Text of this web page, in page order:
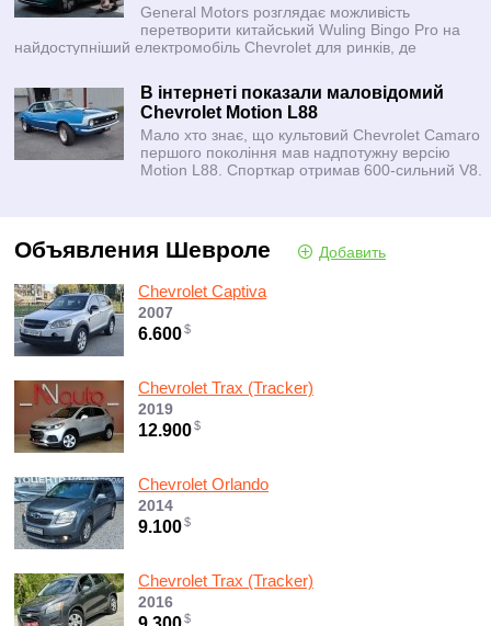
General Motors розглядає можливість
перетворити китайський Wuling Bingo Pro на
найдоступніший електромобіль Chevrolet для ринків, де
В інтернеті показали маловідомий
Chevrolet Motion L88
Мало хто знає, що культовий Chevrolet Camaro
першого покоління мав надпотужну версію
Motion L88. Спорткар отримав 600-сильний V8.
Объявления Шевроле Добавить
Chevrolet Captiva
2007
6.600$
Chevrolet Trax (Tracker)
2019
12.900$
Chevrolet Orlando
2014
9.100$
Chevrolet Trax (Tracker)
2016
$